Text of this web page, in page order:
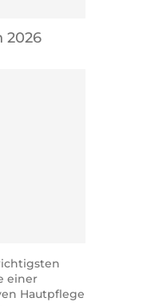
2026
einer
Hautpflege